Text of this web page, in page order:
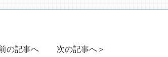
の記事へ 次の記事へ＞